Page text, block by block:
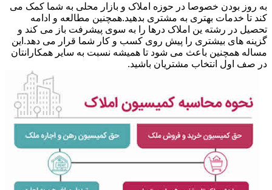
به روز بودن خصوصا در حوزه املاک و بازار محلی به شما کمک می
کند تا خدمات بهتری به مشتری بدهید.همچنین مطالعه و ادامه
تحصیل در رشته ین املاک درها را به سوی پیشرفت باز می کند و
گزینه های بیشتری را پیش روی کسب و کار شما قرار می دهد.این
مساله همچنین باعث می شود تا همیشه نسبت به سایر همکارانتان
در صف اول انتخاب مشتریان باشید.